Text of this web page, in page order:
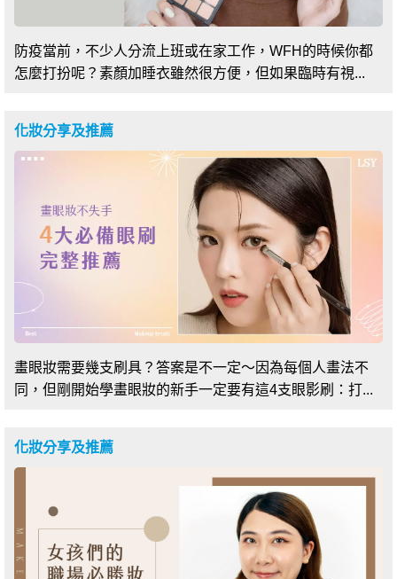
防疫當前，不少人分流上班或在家工作，WFH的時候你都
怎麼打扮呢？素顏加睡衣雖然很方便，但如果臨時有視...
化妝分享及推薦
畫眼妝需要幾支刷具？答案是不一定～因為每個人畫法不
同，但剛開始學畫眼妝的新手一定要有這4支眼影刷：打...
化妝分享及推薦